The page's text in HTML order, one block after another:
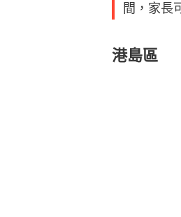
間，家長
港島區